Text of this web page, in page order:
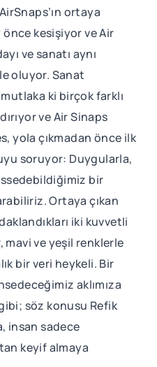
ortaya
önce kesişiyor ve Air
ve sanatı aynı
oluyor. Sanat
ki birçok farklı
ve Air Sinaps
yola çıkmadan önce ilk
soruyor: Duygularla,
bir
Ortaya çıkan
iki kuvvetli
ve yeşil renklerle
bir veri heykeli. Bir
aklımıza
söz konusu Refik
insan sadece
keyif almaya